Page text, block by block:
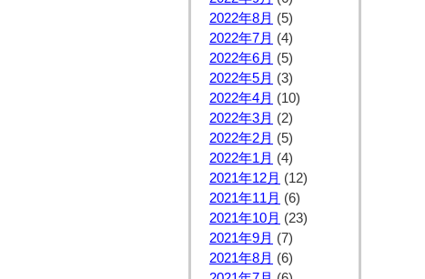
2022年8月 (5)
2022年7月 (4)
2022年6月 (5)
2022年5月 (3)
2022年4月 (10)
2022年3月 (2)
2022年2月 (5)
2022年1月 (4)
2021年12月 (12)
2021年11月 (6)
2021年10月 (23)
2021年9月 (7)
2021年8月 (6)